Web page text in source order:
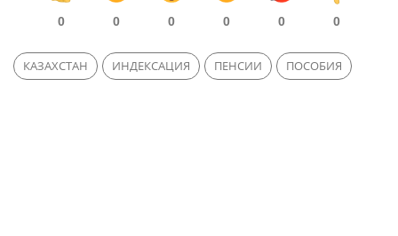
0 0 0 0 0 0
КАЗАХСТАН ИНДЕКСАЦИЯ ПЕНСИИ ПОСОБИЯ